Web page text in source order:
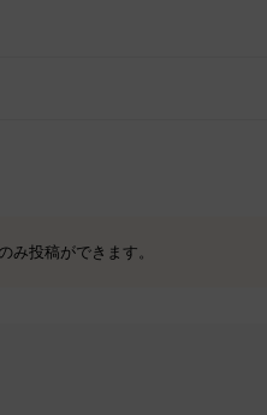
み投稿ができます。